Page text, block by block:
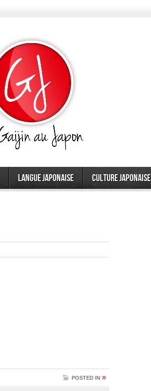
Langue japonaise Culture japonaise
POSTED IN »